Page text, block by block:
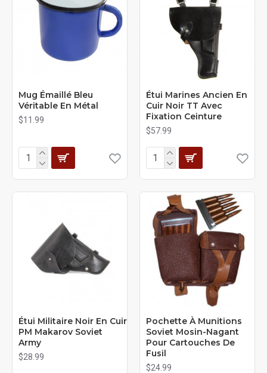
Mug Émaillé Bleu
Véritable En Métal
$11.99
Étui Marines Ancien En
Cuir Noir TT Avec
Fixation Ceinture
$57.99
Étui Militaire Noir En Cuir
PM Makarov Soviet
Army
$28.99
Pochette À Munitions
Soviet Mosin-Nagant
Pour Cartouches De
Fusil
$24.99